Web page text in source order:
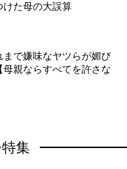
けた母の大誤算
で嫌味なヤツらが媚び
親ならすべてを許さな
集